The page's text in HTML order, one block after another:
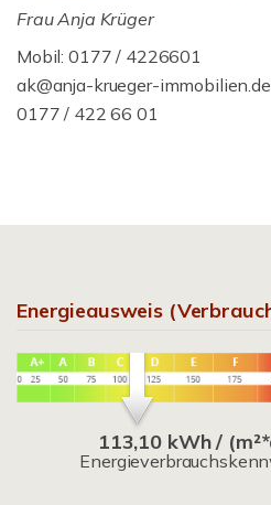
Frau Anja Krüger
Mobil: 0177 / 4226601
ak@anja-krueger-immobilien.de
0177 / 422 66 01
Energieausweis
113,10 kWh /